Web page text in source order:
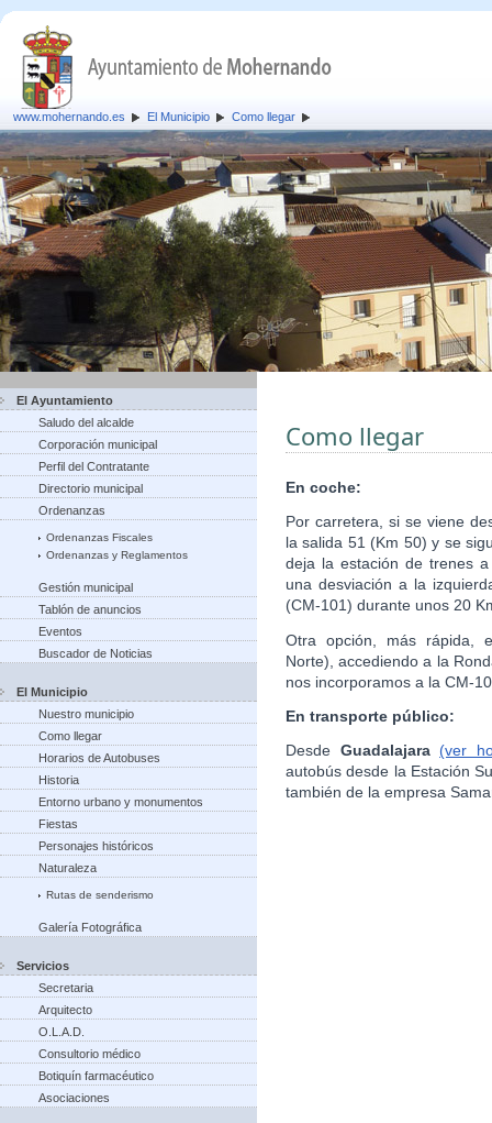
www.mohernando.es El Municipio Como llegar
El Ayuntamiento
Saludo del alcalde
Corporación municipal
Perfil del Contratante
Directorio municipal
Ordenanzas
Ordenanzas Fiscales
Ordenanzas y Reglamentos
Gestión municipal
Tablón de anuncios
Eventos
Buscador de Noticias
El Municipio
Nuestro municipio
Como llegar
Horarios de Autobuses
Historia
Entorno urbano y monumentos
Fiestas
Personajes históricos
Naturaleza
Rutas de senderismo
Galería Fotográfica
Servicios
Secretaria
Arquitecto
O.L.A.D.
Consultorio médico
Botiquín farmacéutico
Asociaciones
Como llegar
En coche:
Por carretera, si se viene
la salida 51 (Km 50) y se
deja la estación de trenes
una desviación a la
(CM-101) durante unos 20
Otra opción, más rápida,
Norte), accediendo a la
nos incorporamos a la CM-
En transporte público:
Desde Guadalajara (ver
autobús desde la Estación
también de la empresa